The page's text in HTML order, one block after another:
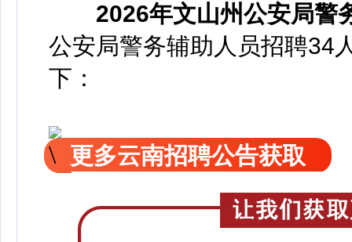
2026年文山州公安局警
公安局警务辅助人员招聘34
下：
更多云南招聘公告获取